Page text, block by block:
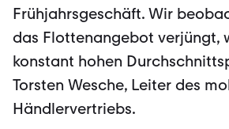
Frühjahrsgeschäft. Wir
das Flottenangebot verjüngt,
konstant hohen
Torsten Wesche, Leiter des
Händlervertriebs.